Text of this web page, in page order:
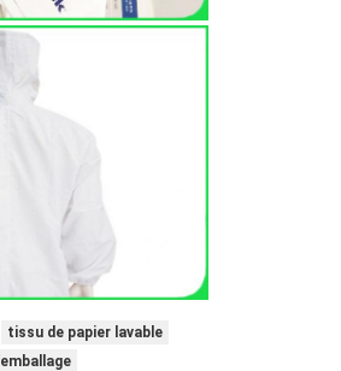
tissu de papier lavable